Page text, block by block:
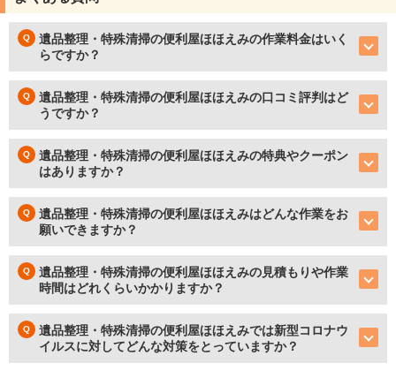
遺品整理・特殊清掃の便利屋ほほえみの作業料金はいく
らですか？
遺品整理・特殊清掃の便利屋ほほえみの口コミ評判はど
うですか？
遺品整理・特殊清掃の便利屋ほほえみの特典やクーポン
はありますか？
遺品整理・特殊清掃の便利屋ほほえみはどんな作業をお
願いできますか？
遺品整理・特殊清掃の便利屋ほほえみの見積もりや作業
時間はどれくらいかかりますか？
遺品整理・特殊清掃の便利屋ほほえみでは新型コロナウ
イルスに対してどんな対策をとっていますか？